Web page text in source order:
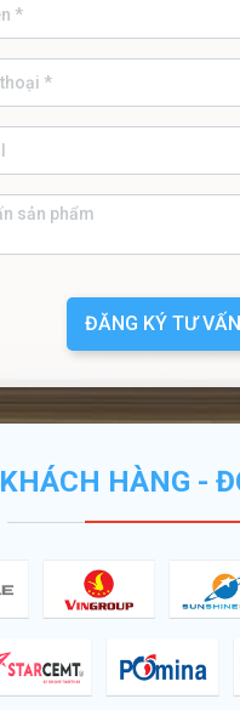
ĐĂNG KÝ TƯ VẤN
KHÁCH HÀNG -